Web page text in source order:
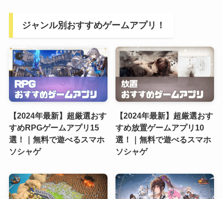
ジャンル別おすすめゲームアプリ！
【2024年最新】超厳選おす
すめRPGゲームアプリ15
選！｜無料で遊べるスマホ
ソシャゲ
【2024年最新】超厳選おす
すめ放置ゲームアプリ10
選！｜無料で遊べるスマホ
ソシャゲ